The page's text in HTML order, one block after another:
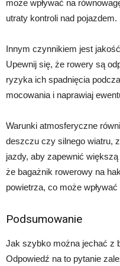
może wpływać na
utraty kontroli nad pojazdem.
Innym czynnikiem jest
Upewnij się, że rowery są
ryzyka ich spadnięcia
mocowania i naprawiaj
Warunki atmosferyczne
deszczu czy silnego wiatru,
jazdy, aby zapewnić
że bagażnik rowerowy na
powietrza, co może
Podsumowanie
Jak szybko można jechać z
Odpowiedź na to pytanie